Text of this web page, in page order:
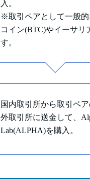
入。
※取引ペアとして一般的
コイン(BTC)やイーサリ
す。
国内取引所から取引ペ
外取引所に送金して、
Lab(ALPHA)を購入。